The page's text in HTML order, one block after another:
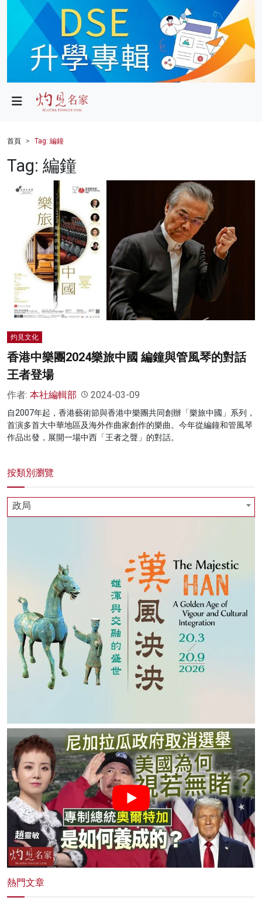
政局
財經
健康
商業
科技
影片
名家榜
灼見活動
首頁 Tag: 編鐘
Tag: 編鐘
灼見文化
香港中樂團2024樂旅中國 編鐘與管風琴的對話
王者登場
作者: 本社編輯部 2024-03-09
自2007年起，香港藝術節與香港中樂團共同創辦「樂旅中國」系列，
首演多首大中華地區及海外作曲家創作的樂曲。今年從編鐘和管風琴
作品出發，展開一場中西「王者之聲」的對話。
按類別瀏覽
政局
熱門文章